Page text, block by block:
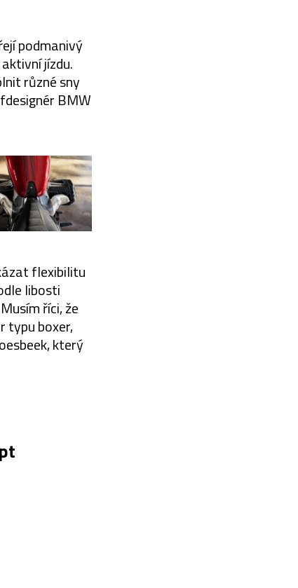
podmanivý
jízdu.
různé sny
BMW
flexibilitu
libosti
říci, že
typu boxer,
který